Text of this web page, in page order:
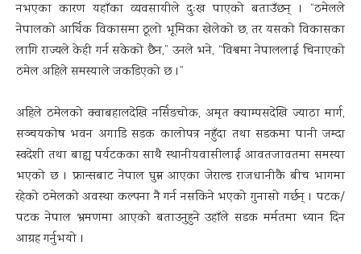
नभएका कारण यहाँका व्यवसायीले दुःख पाएको बताउँछन् । “ठमेलले
नेपालको आर्थिक विकासमा ठूलो भूमिका खेलेको छ, तर यसको विकासका
लागि राज्यले केही गर्न सकेको छैन,” उनले भने, “विश्वमा नेपाललाई चिनाएको
ठमेल अहिले समस्याले जकडिएको छ ।”
अहिले ठमेलको क्वाबहालदेखि नर्सिङचोक, अमृत क्याम्पसदेखि ज्याठा मार्ग,
सञ्चयकोष भवन अगाडि सडक कालोपत्र नहुँदा तथा सडकमा पानी जम्दा
स्वदेशी तथा बाह्य पर्यटकका साथै स्थानीयवासीलाई आवतजावतमा समस्या
भएको छ । फ्रान्सबाट नेपाल घुम्न आएका जेराल्ड राजधानीकै बीच भागमा
रहेको ठमेलको अवस्था कल्पना नै गर्न नसकिने भएको गुनासो गर्छन् । पटक/
पटक नेपाल भ्रमणमा आएको बताउनुहुने उहाँले सडक मर्मतमा ध्यान दिन
आग्रह गर्नुभयो ।